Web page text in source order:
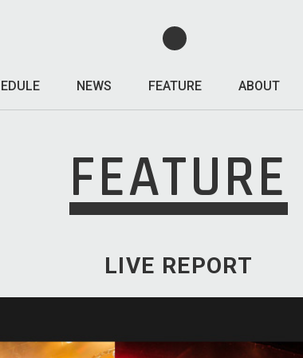
NEWS FEATURE ABOUT
FEATURE
LIVE REPORT